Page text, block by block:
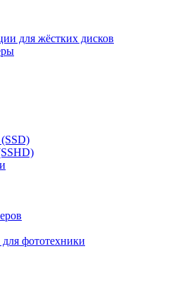
для жёстких дисков
фототехники